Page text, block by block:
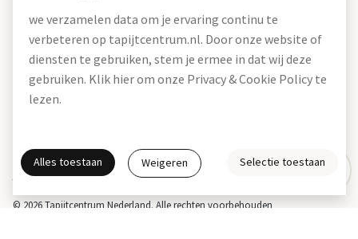
Over tapijtcentrum
Werken bij
Montageservice
Blog
© 2026 Tapijtcentrum Nederland. Alle rechten voorbehouden
Actie- en betalingsvoorwaarden * Disclaimer
Gratis interieuradvies
we verzamelen data om je ervaring continu te
verbeteren op tapijtcentrum.nl. Door onze website of
diensten te gebruiken, stem je ermee in dat wij deze
gebruiken. Klik hier om onze Privacy & Cookie Policy te
lezen.
Alles toestaan Weigeren Selectie toestaan